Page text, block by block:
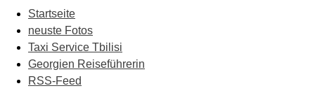
Startseite
neuste Fotos
Taxi Service Tbilisi
Georgien Reiseführerin
RSS-Feed